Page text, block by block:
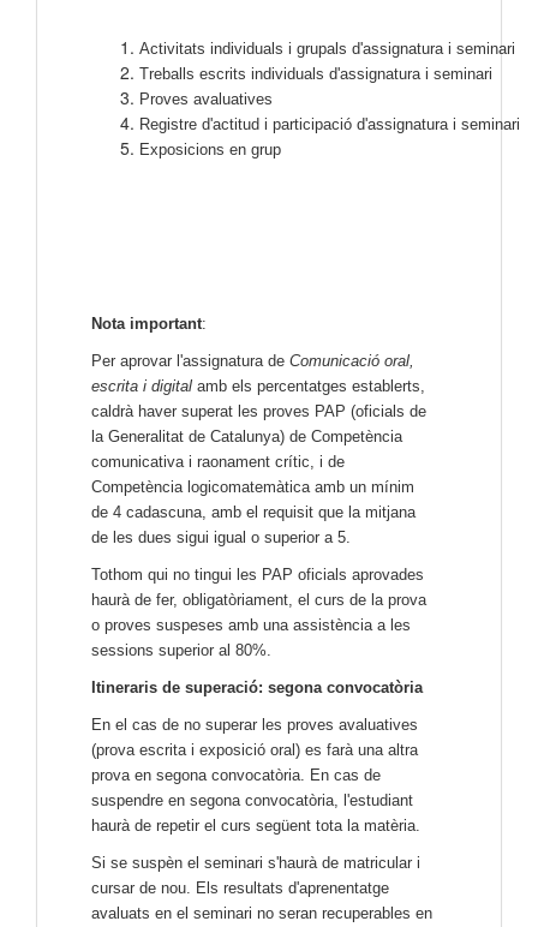
Activitats individuals i grupals d'assignatura i seminari
Treballs escrits individuals d'assignatura i seminari
Proves avaluatives
Registre d'actitud i participació d'assignatura i seminari
Exposicions en grup
Nota important:
Per aprovar l'assignatura de Comunicació oral,
escrita i digital amb els percentatges establerts,
caldrà haver superat les proves PAP (oficials de
la Generalitat de Catalunya) de Competència
comunicativa i raonament crític, i de
Competència logicomatemàtica amb un mínim
de 4 cadascuna, amb el requisit que la mitjana
de les dues sigui igual o superior a 5.
Tothom qui no tingui les PAP oficials aprovades
haurà de fer, obligatòriament, el curs de la prova
o proves suspeses amb una assistència a les
sessions superior al 80%.
Itineraris de superació: segona convocatòria
En el cas de no superar les proves avaluatives
(prova escrita i exposició oral) es farà una altra
prova en segona convocatòria.
En cas de
suspendre en segona convocatòria, l'estudiant
haurà de repetir el curs següent tota la matèria.
Si se suspèn el seminari s'haurà de matricular i
cursar de nou. Els resultats d'aprenentatge
avaluats en el seminari no seran recuperables en